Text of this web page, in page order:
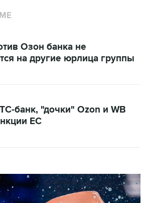
Озон банка не
на другие юрлица группы
банк, "дочки" Ozon и WB
ЕС